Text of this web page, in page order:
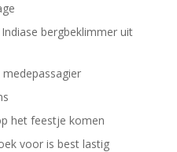
bergbeklimmer uit
het feestje komen
voor is best lastig